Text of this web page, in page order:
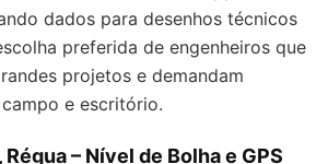
dados para desenhos técnicos
preferida de engenheiros que
projetos e demandam
e escritório.
– Nível de Bolha e GPS